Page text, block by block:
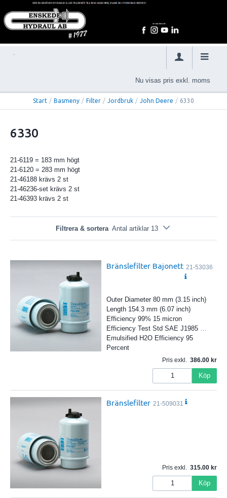
Nu visas pris exkl. moms
Start / Basmeny / Filter / Jordbruk / John Deere / 6330
6330
21-6119 = 183 mm högt
21-6120 = 283 mm högt
21-46188 krävs 2 st
21-46236-set krävs 2 st
21-46393 krävs 2 st
Filtrera & sortera Antal artiklar 13
Bränslefilter Bajonett 21-53036
Outer Diameter 80 mm (3.15 inch)
Length 154.3 mm (6.07 inch)
Efficiency 99% 15 micron
Efficiency Test Std SAE J1985
Emulsified H2O Efficiency 95
Percent
Pris exkl. 386.00
Köp
Bränslefilter 21-509031
Pris exkl. 315.00
Köp